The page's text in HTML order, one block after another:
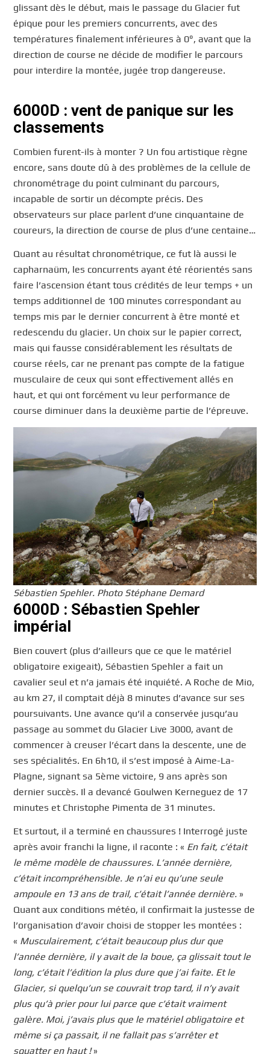
glissant dès le début, mais le passage du Glacier fut
épique pour les premiers concurrents, avec des
températures finalement inférieures à 0°, avant que la
direction de course ne décide de modifier le parcours
pour interdire la montée, jugée trop dangereuse.
6000D : vent de panique sur les
classements
Combien furent-ils à monter ? Un fou artistique règne
encore, sans doute dû à des problèmes de la cellule de
chronométrage du point culminant du parcours,
incapable de sortir un décompte précis. Des
observateurs sur place parlent d’une cinquantaine de
coureurs, la direction de course de plus d’une centaine…
Quant au résultat chronométrique, ce fut là aussi le
capharnaüm, les concurrents ayant été réorientés sans
faire l’ascension étant tous crédités de leur temps + un
temps additionnel de 100 minutes correspondant au
temps mis par le dernier concurrent à être monté et
redescendu du glacier. Un choix sur le papier correct,
mais qui fausse considérablement les résultats de
course réels, car ne prenant pas compte de la fatigue
musculaire de ceux qui sont effectivement allés en
haut, et qui ont forcément vu leur performance de
course diminuer dans la deuxième partie de l’épreuve.
Sébastien Spehler. Photo Stéphane Demard
6000D : Sébastien Spehler
impérial
Bien couvert (plus d’ailleurs que ce que le matériel
obligatoire exigeait), Sébastien Spehler a fait un
cavalier seul et n’a jamais été inquiété. A Roche de Mio,
au km 27, il comptait déjà 8 minutes d’avance sur ses
poursuivants. Une avance qu’il a conservée jusqu’au
passage au sommet du Glacier Live 3000, avant de
commencer à creuser l’écart dans la descente, une de
ses spécialités. En 6h10, il s’est imposé à Aime-La-
Plagne, signant sa 5ème victoire, 9 ans après son
dernier succès. Il a devancé Goulwen Kerneguez de 17
minutes et Christophe Pimenta de 31 minutes.
Et surtout, il a terminé en chaussures ! Interrogé juste
après avoir franchi la ligne, il raconte : « En fait, c’était
le même modèle de chaussures. L’année dernière,
c’était incompréhensible. Je n’ai eu qu’une seule
ampoule en 13 ans de trail, c’était l’année dernière.»
Quant aux conditions météo, il confirmait la justesse de
l’organisation d’avoir choisi de stopper les montées :
« Musculairement, c’était beaucoup plus dur que
l’année dernière, il y avait de la boue, ça glissait tout le
long, c’était l’édition la plus dure que j’ai faite. Et le
Glacier, si quelqu’un se couvrait trop tard, il n’y avait
plus qu’à prier pour lui parce que c’était vraiment
galère. Moi, j’avais plus que le matériel obligatoire et
même si ça passait, il ne fallait pas s’arrêter et
squatter en haut !»